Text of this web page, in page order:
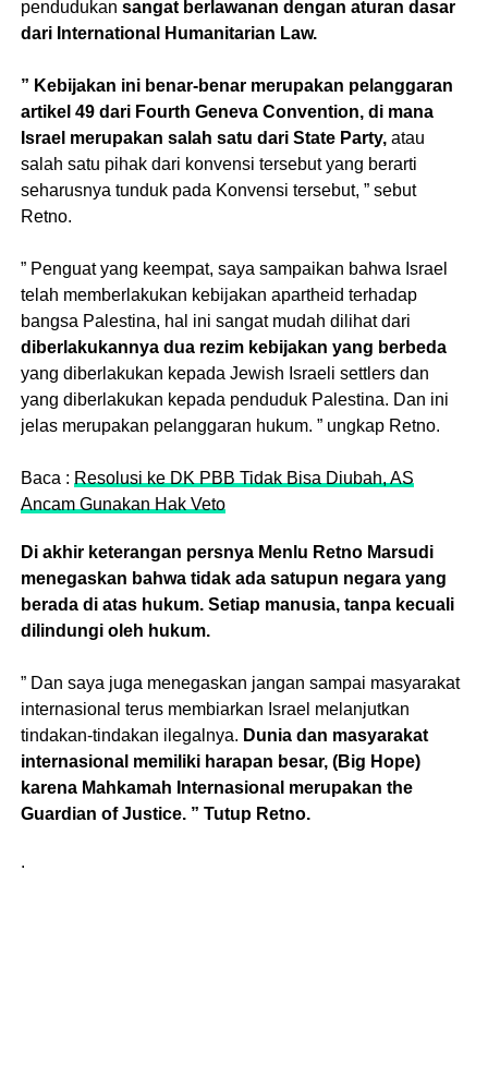
pendudukan sangat berlawanan dengan aturan dasar
dari International Humanitarian Law.
” Kebijakan ini benar-benar merupakan pelanggaran
artikel 49 dari Fourth Geneva Convention, di mana
Israel merupakan salah satu dari State Party,atau
salah satu pihak dari konvensi tersebut yang berarti
seharusnya tunduk pada Konvensi tersebut, ” sebut
Retno.
” Penguat yang keempat, saya sampaikan bahwa Israel
telah memberlakukan kebijakan apartheid terhadap
bangsa Palestina, hal ini sangat mudah dilihat dari
diberlakukannya dua rezim kebijakan yang berbeda
yang diberlakukan kepada Jewish Israeli settlers dan
yang diberlakukan kepada penduduk Palestina. Dan ini
jelas merupakan pelanggaran hukum. ” ungkap Retno.
Baca : Resolusi ke DK PBB Tidak Bisa Diubah, AS
Ancam Gunakan Hak Veto
Di akhir keterangan persnya Menlu Retno Marsudi
menegaskan bahwa tidak ada satupun negara yang
berada di atas hukum. Setiap manusia, tanpa kecuali
dilindungi oleh hukum.
” Dan saya juga menegaskan jangan sampai masyarakat
internasional terus membiarkan Israel melanjutkan
tindakan-tindakan ilegalnya. Dunia dan masyarakat
internasional memiliki harapan besar, (Big Hope)
karena Mahkamah Internasional merupakan the
Guardian of Justice. ” Tutup Retno.
.